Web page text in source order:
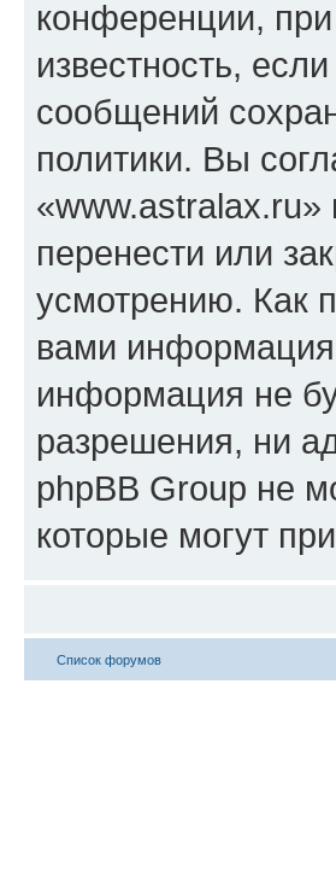
конференции,
известность,
сообщений
политики. Вы
«www.astralax.ru»
перенести или
усмотрению. Как
вами информация
информация не
разрешения, ни
phpBB Group не
которые могут
Список форумов